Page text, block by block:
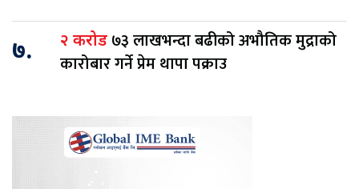
७. २ करोड ७३ लाखभन्दा बढीको अभौतिक मुद्राको
कारोबार गर्ने प्रेम थापा पक्राउ